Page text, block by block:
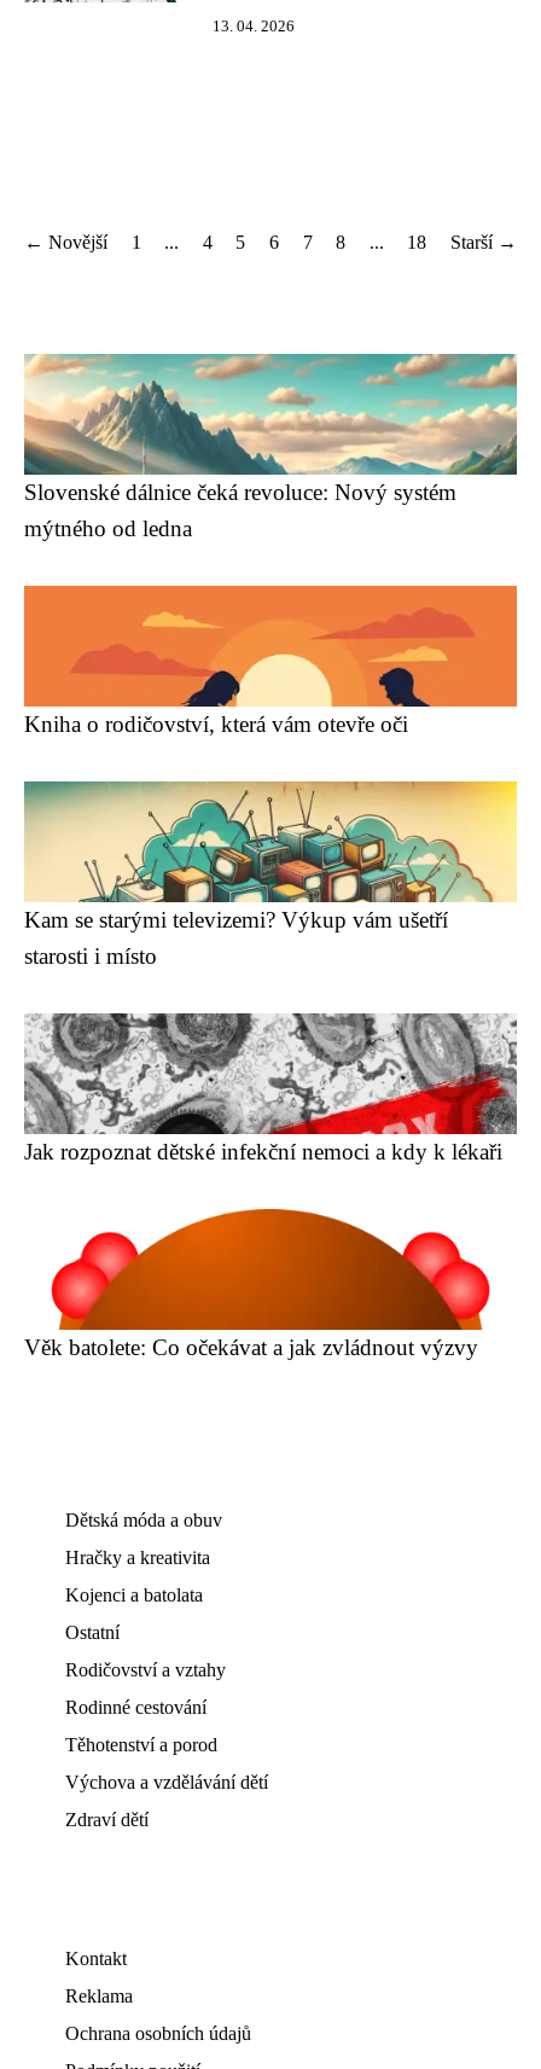
13. 04. 2026
← Novější 1 ... 4 5 6 7 8 ... 18 Starší →
Slovenské dálnice čeká revoluce: Nový systém
mýtného od ledna
Kniha o rodičovství, která vám otevře oči
Kam se starými televizemi? Výkup vám ušetří
starosti i místo
Jak rozpoznat dětské infekční nemoci a kdy k lékaři
Věk batolete: Co očekávat a jak zvládnout výzvy
Dětská móda a obuv
Hračky a kreativita
Kojenci a batolata
Ostatní
Rodičovství a vztahy
Rodinné cestování
Těhotenství a porod
Výchova a vzdělávání dětí
Zdraví dětí
Kontakt
Reklama
Ochrana osobních údajů